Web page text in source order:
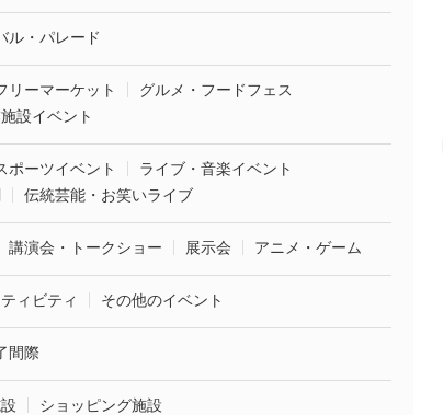
ル・パレード
リーマーケット
グルメ・フードフェス
設イベント
ポーツイベント
ライブ・音楽イベント
伝統芸能・お笑いライブ
講演会・トークショー 展示会 アニメ・ゲーム
ィビティ その他のイベント
間際
ショッピング施設